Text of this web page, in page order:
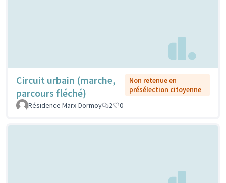
Circuit urbain (marche,
parcours fléché)
Non retenue en
présélection citoyenne
Résidence Marx-Dormoy
2 0